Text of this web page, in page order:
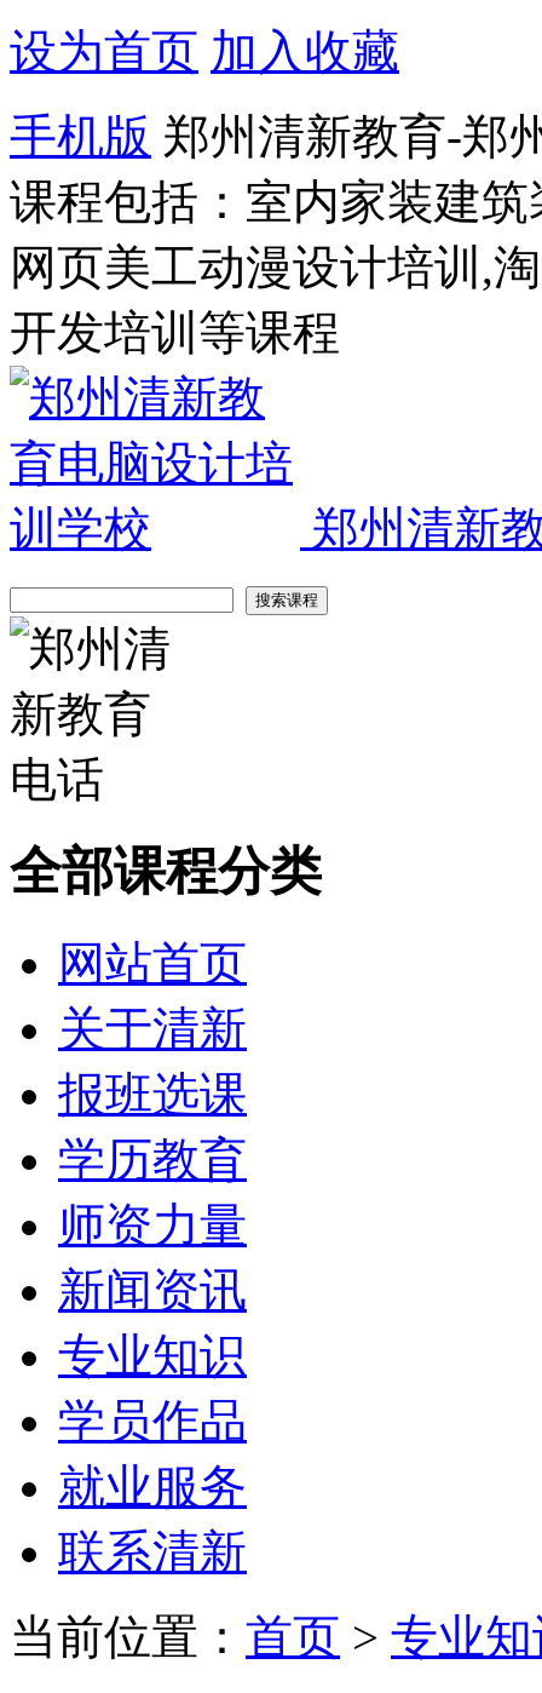
设为首页 加入收藏
手机版 郑州清新教育-郑
课程包括：室内家装建
网页美工动漫设计培训,
开发培训等课程
郑州清新
全部课程分类
网站首页
关于清新
报班选课
学历教育
师资力量
新闻资讯
专业知识
学员作品
就业服务
联系清新
当前位置： 首页 > 专业